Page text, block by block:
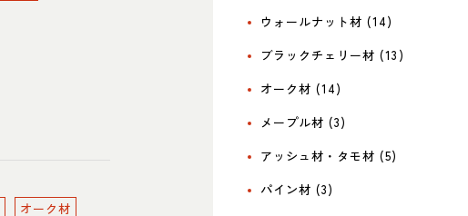
ウォールナット材 (14)
ブラックチェリー材 (13)
オーク材 (14)
メープル材 (3)
アッシュ材・タモ材 (5)
パイン材 (3)
オーク材